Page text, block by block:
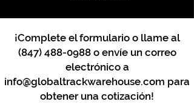
¡Complete el formulario o llame al
(847) 488-0988o envíe un correo
electrónico a
info@globaltrackwarehouse.com para
obtener una cotización!